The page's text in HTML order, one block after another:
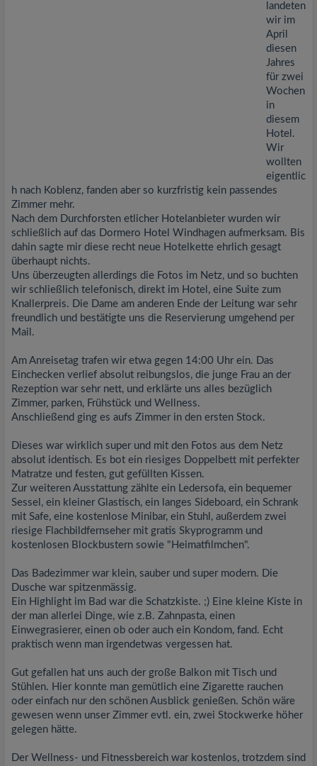
landeten
wir im
April
diesen
Jahres
für zwei
Wochen
in
diesem
Hotel.
Wir
wollten
eigentlic
h nach Koblenz, fanden aber so kurzfristig kein passendes
Zimmer mehr.
Nach dem Durchforsten etlicher Hotelanbieter wurden wir
schließlich auf das Dormero Hotel Windhagen aufmerksam. Bis
dahin sagte mir diese recht neue Hotelkette ehrlich gesagt
überhaupt nichts.
Uns überzeugten allerdings die Fotos im Netz, und so buchten
wir schließlich telefonisch, direkt im Hotel, eine Suite zum
Knallerpreis. Die Dame am anderen Ende der Leitung war sehr
freundlich und bestätigte uns die Reservierung umgehend per
Mail.
Am Anreisetag trafen wir etwa gegen 14:00 Uhr ein. Das
Einchecken verlief absolut reibungslos, die junge Frau an der
Rezeption war sehr nett, und erklärte uns alles bezüglich
Zimmer, parken, Frühstück und Wellness.
Anschließend ging es aufs Zimmer in den ersten Stock.
Dieses war wirklich super und mit den Fotos aus dem Netz
absolut identisch. Es bot ein riesiges Doppelbett mit perfekter
Matratze und festen, gut gefüllten Kissen.
Zur weiteren Ausstattung zählte ein Ledersofa, ein bequemer
Sessel, ein kleiner Glastisch, ein langes Sideboard, ein Schrank
mit Safe, eine kostenlose Minibar, ein Stuhl, außerdem zwei
riesige Flachbildfernseher mit gratis Skyprogramm und
kostenlosen Blockbustern sowie "Heimatfilmchen".
Das Badezimmer war klein, sauber und super modern. Die
Dusche war spitzenmässig.
Ein Highlight im Bad war die Schatzkiste. ;) Eine kleine Kiste in
der man allerlei Dinge, wie z.B. Zahnpasta, einen
Einwegrasierer, einen ob oder auch ein Kondom, fand. Echt
praktisch wenn man irgendetwas vergessen hat.
Gut gefallen hat uns auch der große Balkon mit Tisch und
Stühlen. Hier konnte man gemütlich eine Zigarette rauchen
oder einfach nur den schönen Ausblick genießen. Schön wäre
gewesen wenn unser Zimmer evtl. ein, zwei Stockwerke höher
gelegen hätte.
Der Wellness- und Fitnessbereich war kostenlos, trotzdem sind